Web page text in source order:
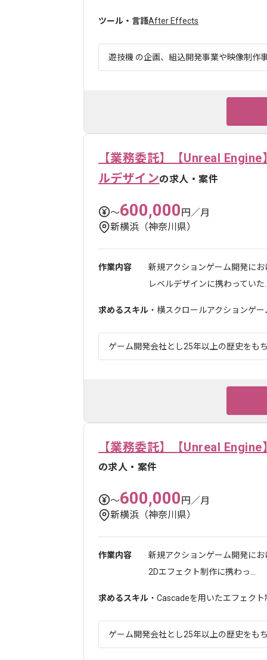
ツール・言語After Effects
遊技機 の企画、組込開発事業や映像制作
【業務委託】【Unreal
ルデザインの求人・案件
〜600,000円／月
新横浜（神奈川県）
作業内容
新規アクションゲーム開発に
レベルデザインに携わっていた
求めるスキル ・横スクロールアクションゲ
ゲーム開発会社とし25年以上の歴史をも
【業務委託】【Unreal
の求人・案件
〜600,000円／月
新横浜（神奈川県）
作業内容
新規アクションゲーム開発に
2Dエフェクト制作に携わっ...
求めるスキル ・Cascadeを用いたエフェク
ゲーム開発会社とし25年以上の歴史をも